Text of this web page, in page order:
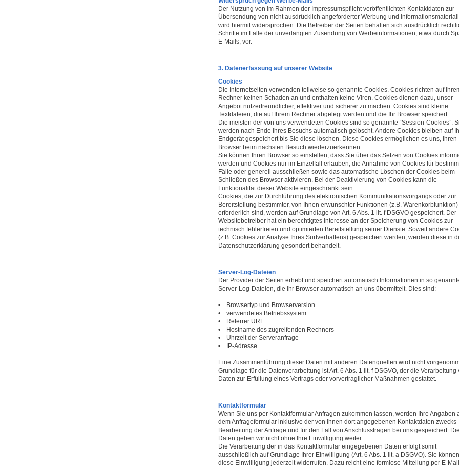
Der Nutzung von im Rahmen der Impressumspflicht veröffentlichten Kontaktdaten zur
Übersendung von nicht ausdrücklich angeforderter Werbung und
wird hiermit widersprochen. Die Betreiber der Seiten behalten sich ausdrücklich
Schritte im Falle der unverlangten Zusendung von Werbeinformationen, etwa durch
E-Mails, vor.
3. Datenerfassung auf unserer Website
Cookies
Die Internetseiten verwenden teilweise so genannte Cookies. Cookies richten auf
Rechner keinen Schaden an und enthalten keine Viren. Cookies dienen dazu, unser
Angebot nutzerfreundlicher, effektiver und sicherer zu machen. Cookies sind kleine
Textdateien, die auf Ihrem Rechner abgelegt werden und die Ihr Browser speichert.
Die meisten der von uns verwendeten Cookies sind so genannte “Session-Cookies”.
werden nach Ende Ihres Besuchs automatisch gelöscht. Andere Cookies bleiben auf
Endgerät gespeichert bis Sie diese löschen. Diese Cookies ermöglichen es uns, Ihren
Browser beim nächsten Besuch wiederzuerkennen.
Sie können Ihren Browser so einstellen, dass Sie über das Setzen von Cookies
werden und Cookies nur im Einzelfall erlauben, die Annahme von Cookies für
Fälle oder generell ausschließen sowie das automatische Löschen der Cookies beim
Schließen des Browser aktivieren. Bei der Deaktivierung von Cookies kann die
Funktionalität dieser Website eingeschränkt sein.
Cookies, die zur Durchführung des elektronischen Kommunikationsvorgangs oder zur
Bereitstellung bestimmter, von Ihnen erwünschter Funktionen (z.B. Warenkorbfunktion)
erforderlich sind, werden auf Grundlage von Art. 6 Abs. 1 lit. f DSGVO gespeichert. Der
Websitebetreiber hat ein berechtigtes Interesse an der Speicherung von Cookies zur
technisch fehlerfreien und optimierten Bereitstellung seiner Dienste. Soweit andere
(z.B. Cookies zur Analyse Ihres Surfverhaltens) gespeichert werden, werden diese in
Datenschutzerklärung gesondert behandelt.
Server-Log-Dateien
Der Provider der Seiten erhebt und speichert automatisch Informationen in so
Server-Log-Dateien, die Ihr Browser automatisch an uns übermittelt. Dies sind:
• Browsertyp und Browserversion
• verwendetes Betriebssystem
• Referrer URL
• Hostname des zugreifenden Rechners
• Uhrzeit der Serveranfrage
• IP-Adresse
Eine Zusammenführung dieser Daten mit anderen Datenquellen wird nicht
Grundlage für die Datenverarbeitung ist Art. 6 Abs. 1 lit. f DSGVO, der die Verarbeitung
Daten zur Erfüllung eines Vertrags oder vorvertraglicher Maßnahmen gestattet.
Kontaktformular
Wenn Sie uns per Kontaktformular Anfragen zukommen lassen, werden Ihre Angaben
dem Anfrageformular inklusive der von Ihnen dort angegebenen Kontaktdaten zwecks
Bearbeitung der Anfrage und für den Fall von Anschlussfragen bei uns gespeichert.
Daten geben wir nicht ohne Ihre Einwilligung weiter.
Die Verarbeitung der in das Kontaktformular eingegebenen Daten erfolgt somit
ausschließlich auf Grundlage Ihrer Einwilligung (Art. 6 Abs. 1 lit. a DSGVO). Sie können
diese Einwilligung jederzeit widerrufen. Dazu reicht eine formlose Mitteilung per E-